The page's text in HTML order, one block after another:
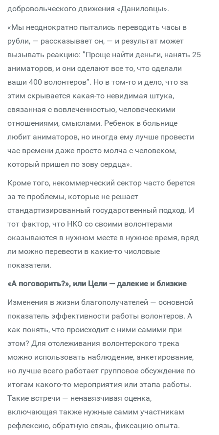
добровольческого движения «Даниловцы».
«Мы неоднократно пытались переводить часы в
рубли, — рассказывает он, — и результат может
вызывать реакцию: ”Проще найти деньги, нанять 25
аниматоров, и они сделают все то, что сделали
ваши 400 волонтеров”. Но в том-то и дело, что за
этим скрывается какая-то невидимая штука,
связанная с вовлеченностью, человеческими
отношениями, смыслами. Ребенок в больнице
любит аниматоров, но иногда ему лучше провести
час времени даже просто молча с человеком,
который пришел по зову сердца».
Кроме того, некоммерческий сектор часто берется
за те проблемы, которые не решает
стандартизированный государственный подход. И
тот фактор, что НКО со своими волонтерами
оказываются в нужном месте в нужное время, вряд
ли можно перевести в какие-то числовые
показатели.
«А поговорить?», или Цели — далекие и близкие
Изменения в жизни благополучателей — основной
показатель эффективности работы волонтеров. А
как понять, что происходит с ними самими при
этом? Для отслеживания волонтерского трека
можно использовать наблюдение, анкетирование,
но лучше всего работает групповое обсуждение по
итогам какого-то мероприятия или этапа работы.
Такие встречи — ненавязчивая оценка,
включающая также нужные самим участникам
рефлексию, обратную связь, фиксацию опыта.